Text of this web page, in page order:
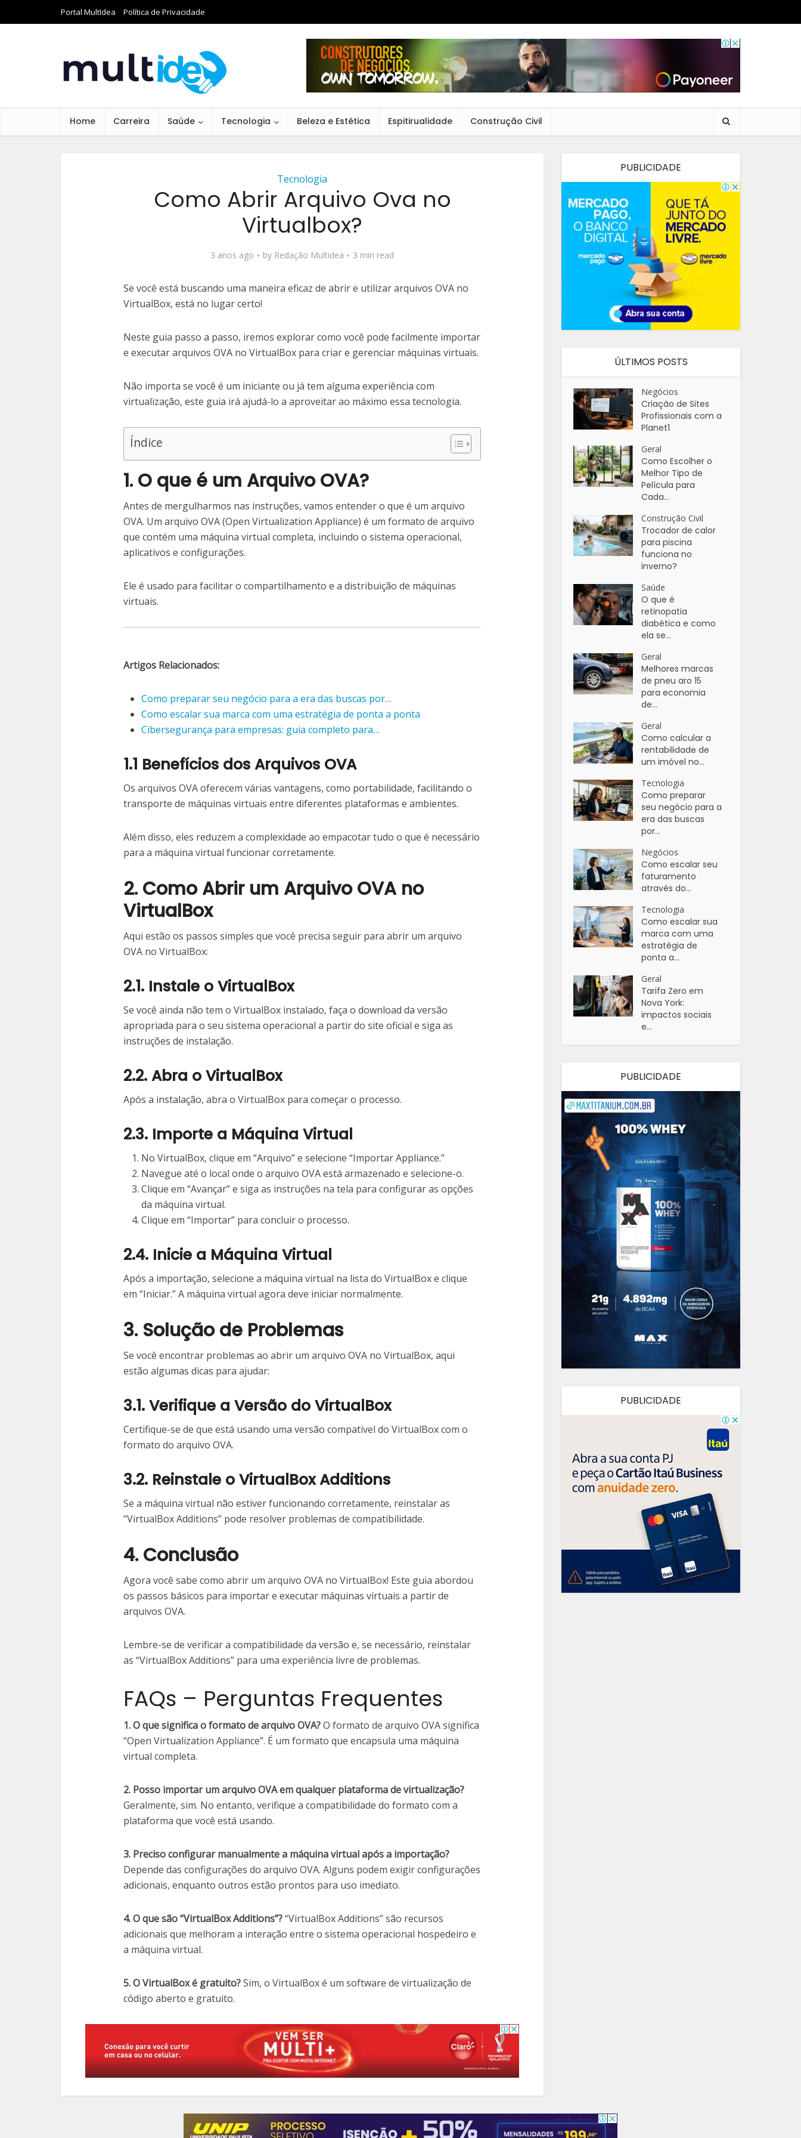
Portal MultIdea Política de Privacidade
Home Carreira Saúde Tecnologia Beleza e Estética Espitirualidade Construção Civil
Tecnologia
Como Abrir Arquivo Ova no
Virtualbox?
3 anos ago by Redação Multidea 3 min read
Se você está buscando uma maneira eficaz de abrir e utilizar arquivos OVA no
VirtualBox, está no lugar certo!
Neste guia passo a passo, iremos explorar como você pode facilmente importar
e executar arquivos OVA no VirtualBox para criar e gerenciar máquinas virtuais.
Não importa se você é um iniciante ou já tem alguma experiência com
virtualização, este guia irá ajudá-lo a aproveitar ao máximo essa tecnologia.
Índice
1. O que é um Arquivo OVA?
Antes de mergulharmos nas instruções, vamos entender o que é um arquivo
OVA. Um arquivo OVA (Open Virtualization Appliance) é um formato de arquivo
que contém uma máquina virtual completa, incluindo o sistema operacional,
aplicativos e configurações.
Ele é usado para facilitar o compartilhamento e a distribuição de máquinas
virtuais.
Artigos Relacionados:
Como preparar seu negócio para a era das buscas por…
Como escalar sua marca com uma estratégia de ponta a ponta
Cibersegurança para empresas: guia completo para…
1.1 Benefícios dos Arquivos OVA
Os arquivos OVA oferecem várias vantagens, como portabilidade, facilitando o
transporte de máquinas virtuais entre diferentes plataformas e ambientes.
Além disso, eles reduzem a complexidade ao empacotar tudo o que é necessário
para a máquina virtual funcionar corretamente.
2. Como Abrir um Arquivo OVA no
VirtualBox
Aqui estão os passos simples que você precisa seguir para abrir um arquivo
OVA no VirtualBox:
2.1. Instale o VirtualBox
Se você ainda não tem o VirtualBox instalado, faça o download da versão
apropriada para o seu sistema operacional a partir do site oficial e siga as
instruções de instalação.
2.2. Abra o VirtualBox
Após a instalação, abra o VirtualBox para começar o processo.
2.3. Importe a Máquina Virtual
No VirtualBox, clique em “Arquivo” e selecione “Importar Appliance.”
Navegue até o local onde o arquivo OVA está armazenado e selecione-o.
Clique em “Avançar” e siga as instruções na tela para configurar as opções
da máquina virtual.
Clique em “Importar” para concluir o processo.
2.4. Inicie a Máquina Virtual
Após a importação, selecione a máquina virtual na lista do VirtualBox e clique
em “Iniciar.” A máquina virtual agora deve iniciar normalmente.
3. Solução de Problemas
Se você encontrar problemas ao abrir um arquivo OVA no VirtualBox, aqui
estão algumas dicas para ajudar:
3.1. Verifique a Versão do VirtualBox
Certifique-se de que está usando uma versão compatível do VirtualBox com o
formato do arquivo OVA.
3.2. Reinstale o VirtualBox Additions
Se a máquina virtual não estiver funcionando corretamente, reinstalar as
“VirtualBox Additions” pode resolver problemas de compatibilidade.
4. Conclusão
Agora você sabe como abrir um arquivo OVA no VirtualBox! Este guia abordou
os passos básicos para importar e executar máquinas virtuais a partir de
arquivos OVA.
Lembre-se de verificar a compatibilidade da versão e, se necessário, reinstalar
as “VirtualBox Additions” para uma experiência livre de problemas.
FAQs – Perguntas Frequentes
1. O que significa o formato de arquivo OVA?O formato de arquivo OVA significa
“Open Virtualization Appliance”. É um formato que encapsula uma máquina
virtual completa.
2. Posso importar um arquivo OVA em qualquer plataforma de virtualização?
Geralmente, sim. No entanto, verifique a compatibilidade do formato com a
plataforma que você está usando.
3. Preciso configurar manualmente a máquina virtual após a importação?
Depende das configurações do arquivo OVA. Alguns podem exigir configurações
adicionais, enquanto outros estão prontos para uso imediato.
4. O que são “VirtualBox Additions”?“VirtualBox Additions” são recursos
adicionais que melhoram a interação entre o sistema operacional hospedeiro e
a máquina virtual.
5. O VirtualBox é gratuito?Sim, o VirtualBox é um software de virtualização de
código aberto e gratuito.
PUBLICIDADE
ÚLTIMOS POSTS
Negócios
Criação de Sites
Profissionais com a
Planet1
Geral
Como Escolher o
Melhor Tipo de
Película para
Cada...
Construção Civil
Trocador de calor
para piscina
funciona no
inverno?
Saúde
O que é
retinopatia
diabética e como
ela se...
Geral
Melhores marcas
de pneu aro 15
para economia
de...
Geral
Como calcular a
rentabilidade de
um imóvel no...
Tecnologia
Como preparar
seu negócio para a
era das buscas
por...
Negócios
Como escalar seu
faturamento
através do...
Tecnologia
Como escalar sua
marca com uma
estratégia de
ponta a...
Geral
Tarifa Zero em
Nova York:
impactos sociais
e...
PUBLICIDADE
PUBLICIDADE